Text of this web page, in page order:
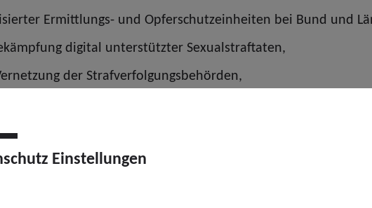
Ermittlungs- und Opferschutzeinheiten bei Bund und
digital unterstützter Sexualstraftaten,
der Strafverfolgungsbehörden,
Zugänge zu digitalen Beweismitteln,
Hürden, die die Aufklärung schwerster Straftaten
Beratungsstellen sowie medizinischen Einrichtungen zur
Einstellungen